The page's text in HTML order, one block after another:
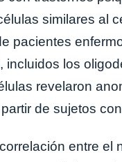
similares al
pacientes
los
revelaron
de sujetos
entre el